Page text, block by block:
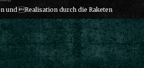
und Realisation durch die Raketen